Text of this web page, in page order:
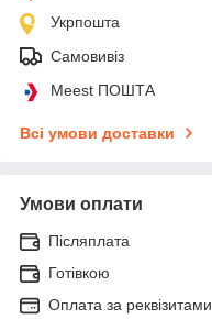
Укрпошта
Самовивіз
Meest ПОШТА
Всі умови доставки
Умови оплати
Післяплата
Готівкою
Оплата за реквізитами